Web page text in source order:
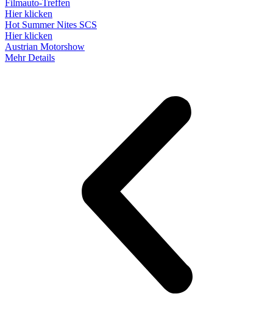
Filmauto-Treffen
Hier klicken
Hot Summer Nites SCS
Hier klicken
Austrian Motorshow
Mehr Details